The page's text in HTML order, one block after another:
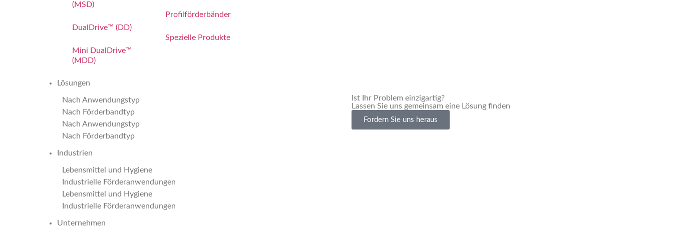
(MSD)
DualDrive™ (DD)
Mini DualDrive™
(MDD)
Profilförderbänder
Spezielle Produkte
Lösungen
Nach Anwendungstyp
Nach Förderbandtyp
Nach Anwendungstyp
Nach Förderbandtyp
Ist Ihr Problem einzigartig?
Lassen Sie uns gemeinsam eine Lösung finden
Fordern Sie uns heraus
Industrien
Lebensmittel und Hygiene
Industrielle Förderanwendungen
Lebensmittel und Hygiene
Industrielle Förderanwendungen
Unternehmen